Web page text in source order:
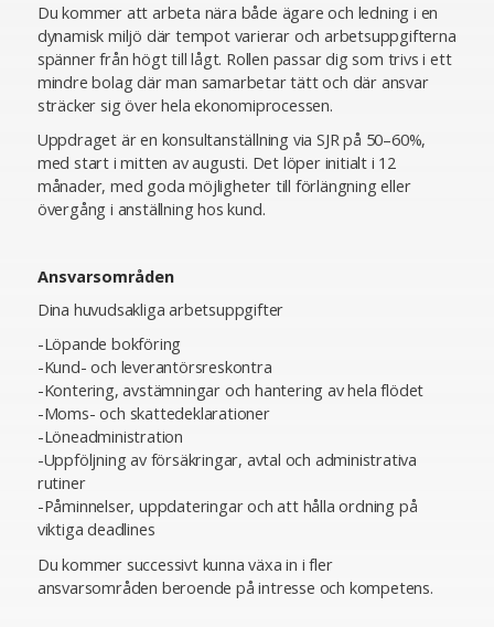
Du kommer att arbeta nära både ägare och ledning i en
dynamisk miljö där tempot varierar och arbetsuppgifterna
spänner från högt till lågt. Rollen passar dig som trivs i ett
mindre bolag där man samarbetar tätt och där ansvar
sträcker sig över hela ekonomiprocessen.
Uppdraget är en konsultanställning via SJR på 50–60%,
med start i mitten av augusti. Det löper initialt i 12
månader, med goda möjligheter till förlängning eller
övergång i anställning hos kund.
Ansvarsområden
Dina huvudsakliga arbetsuppgifter
-Löpande bokföring
-Kund- och leverantörsreskontra
-Kontering, avstämningar och hantering av hela flödet
-Moms- och skattedeklarationer
-Löneadministration
-Uppföljning av försäkringar, avtal och administrativa
rutiner
-Påminnelser, uppdateringar och att hålla ordning på
viktiga deadlines
Du kommer successivt kunna växa in i fler
ansvarsområden beroende på intresse och kompetens.